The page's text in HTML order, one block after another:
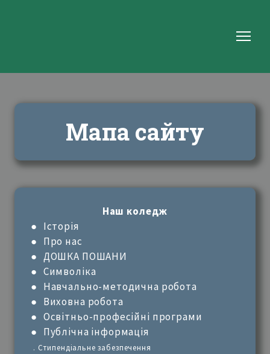
Мапа сайту
Наш коледж
● Історія
● Про нас
● ДОШКА ПОШАНИ
● Символіка
● Навчально-методична робота
● Виховна робота
● Освітньо-професійні програми
● Публічна інформація
. Стипендіальне забезпечення